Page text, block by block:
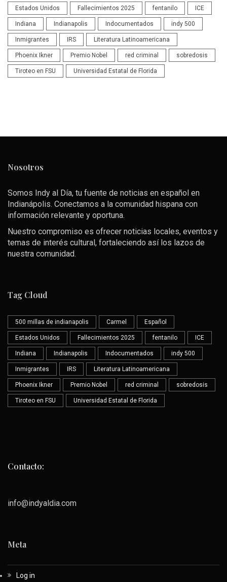
Estados Unidos Fallecimientos 2025 fentanilo ICE
Indiana Indianapolis Indocumentados indy 500
Inmigrantes IRS Literatura Latinoamericana
Phoenix Ikner Premio Nobel red criminal sobredosis
Tiroteo en FSU Universidad Estatal de Florida
Nosotros
Somos Indy al Día, tu fuente de noticias en español en
Indianápolis. Conectamos a la comunidad hispana con
información relevante y oportuna.
Nuestro compromiso es ofrecer noticias locales, eventos y
temas de interés cultural, fortaleciendo así los lazos de
nuestra comunidad.
Tag Cloud
500 millas de indianapolis Carmel Español
Estados Unidos Fallecimientos 2025 fentanilo ICE
Indiana Indianapolis Indocumentados indy 500
Inmigrantes IRS Literatura Latinoamericana
Phoenix Ikner Premio Nobel red criminal sobredosis
Tiroteo en FSU Universidad Estatal de Florida
Contacto:
info@indyaldia.com
Meta
Log in